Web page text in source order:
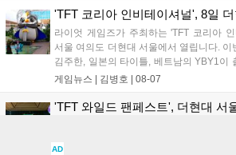
은 전년 대비 매출과 이용자 지표가 대폭 상
FWC 그랜드 파이널이 개최될 예정이며,
통해 커뮤니티 중심의 장기 성장 모델을 지
'TFT 코리아 인비테이셔널', 8일
라이엇 게임즈가 주최하는 'TFT 코리아
서울 여의도 더현대 서울에서 열립니다.
김주한, 일본의 타이틀, 베트남의 YBY1이
는 소속팀 없이 개인 자격으로 참가하는
17일까지 이어지는 이번 행사는 신규 세
거리를 제공하며, 이후 현대백화점 판교
게임뉴스 | 김병호 | 08-07
'TFT 와일드 팬페스트', 더현대 서
라이엇 게임즈가 현대백화점과 함께 역대
AD